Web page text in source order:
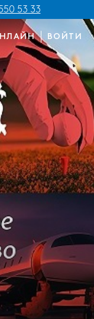
53 33
ВОЙТИ